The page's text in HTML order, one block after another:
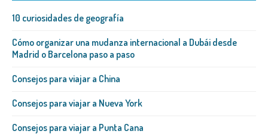
10 curiosidades de geografía
Cómo organizar una mudanza internacional a Dubái desde
Madrid o Barcelona paso a paso
Consejos para viajar a China
Consejos para viajar a Nueva York
Consejos para viajar a Punta Cana